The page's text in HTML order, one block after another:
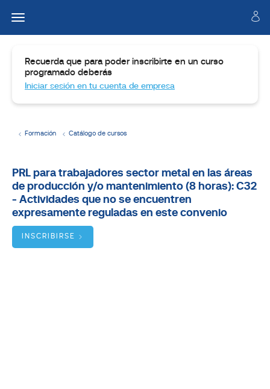
Formación Catálogo de cursos
Dirigido
a
Objetivos
Recuerda que para poder inscribirte en un curso
programado deberás
Iniciar sesión en tu cuenta de empresa
PRL para trabajadores sector metal en las áreas
de producción y/o mantenimiento (8 horas): C32
- Actividades que no se encuentren
expresamente reguladas en este convenio
INSCRIBIRSE